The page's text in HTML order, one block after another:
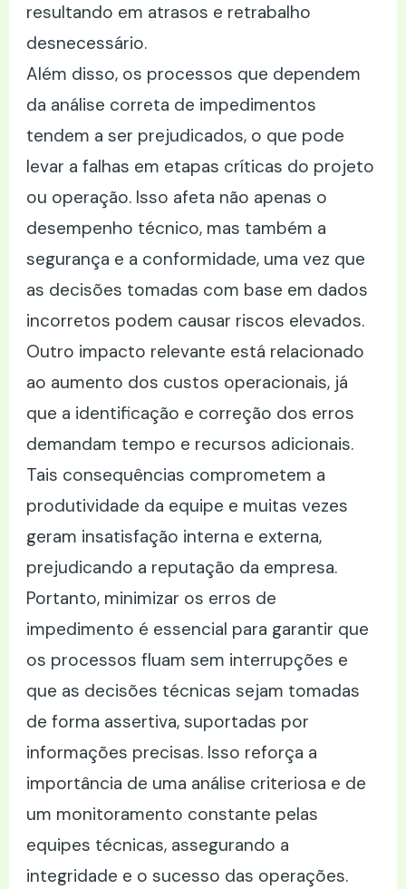
resultando em atrasos e retrabalho
desnecessário.
Além disso, os processos que dependem
da análise correta de impedimentos
tendem a ser prejudicados, o que pode
levar a falhas em etapas críticas do projeto
ou operação. Isso afeta não apenas o
desempenho técnico, mas também a
segurança e a conformidade, uma vez que
as decisões tomadas com base em dados
incorretos podem causar riscos elevados.
Outro impacto relevante está relacionado
ao aumento dos custos operacionais, já
que a identificação e correção dos erros
demandam tempo e recursos adicionais.
Tais consequências comprometem a
produtividade da equipe e muitas vezes
geram insatisfação interna e externa,
prejudicando a reputação da empresa.
Portanto, minimizar os erros de
impedimento é essencial para garantir que
os processos fluam sem interrupções e
que as decisões técnicas sejam tomadas
de forma assertiva, suportadas por
informações precisas. Isso reforça a
importância de uma análise criteriosa e de
um monitoramento constante pelas
equipes técnicas, assegurando a
integridade e o sucesso das operações.